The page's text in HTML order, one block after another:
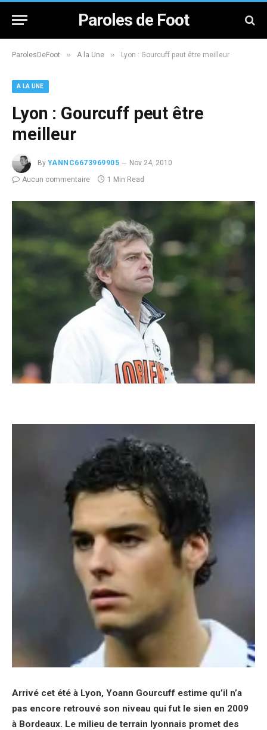
Paroles de Foot
ParolesDeFoot » A la Une » Lyon : Gourcuff peut être meilleur
A LA UNE
Lyon : Gourcuff peut être
meilleur
By YANNC6673969905
Nov 24, 2010
Aucun commentaire
1 Min Read
Arrivé cet été à Lyon, Yoann Gourcuff estime qu’il n’a
pas encore retrouvé son niveau qui fut le sien en 2009
à Bordeaux. Le milieu de terrain lyonnais promet des